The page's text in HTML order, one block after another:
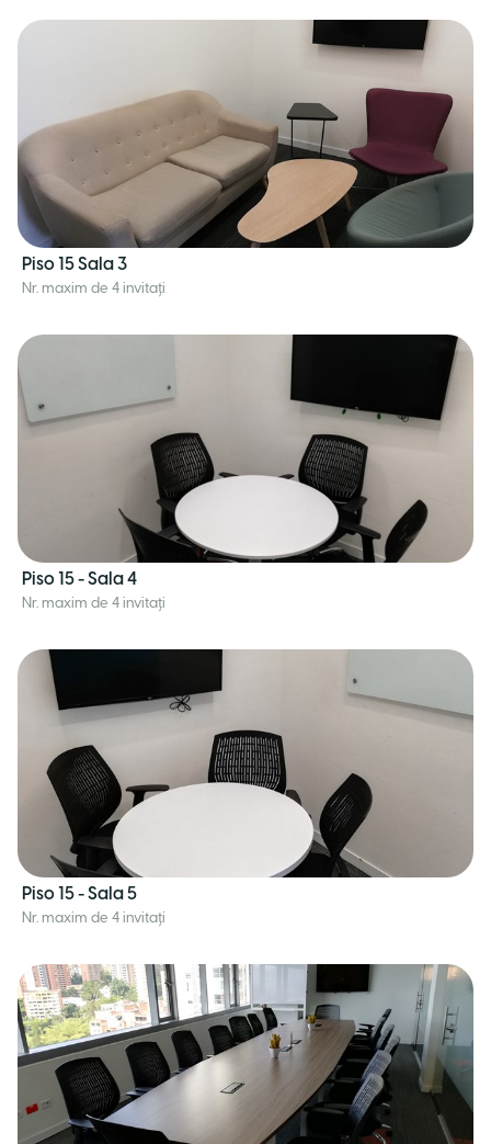
Piso 15 Sala 3
Nr. maxim de 4 invitați
Piso 15 - Sala 4
Nr. maxim de 4 invitați
Piso 15 - Sala 5
Nr. maxim de 4 invitați